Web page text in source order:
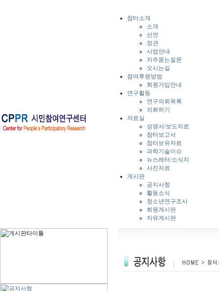
참터소개
소개
선언
정관
사업안내
자주묻는질문
오시는길
참여후원방법
회원가입안내
연구활동
연구의뢰목록
의뢰하기
자료실
성명서/보도자료
참터보고서
참터보유자료
과학기술이슈
뉴스레터/소식지
사진자료
게시판
공지사항
활동소식
청소년연구조사
회원게시판
자유게시판